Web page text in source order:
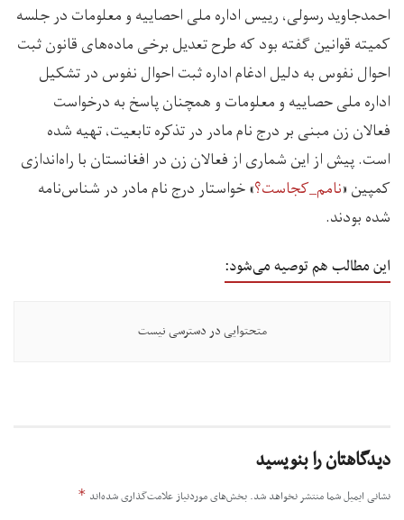
احمدجاوید رسولی، رییس اداره ملی احصاییه و معلومات در جلسه
کمیته قوانین گفته بود که طرح تعدیل برخی ماده‌های قانون ثبت
احوال نفوس به دلیل ادغام اداره ثبت احوال نفوس در تشکیل
اداره ملی حصاییه و معلومات و همچنان پاسخ به درخواست
فعالان زن مبنی بر درج نام مادر در تذکره تابعیت، تهیه شده
است. پیش از این شماری از فعالان زن در افغانستان با راه‌اندازی
کمپین «نامم_کجاست؟» خواستار درج نام مادر در شناس‌نامه
شده بودند.
این مطالب هم توصیه می‌شود:
متحتوایی در دسترسی نیست
دیدگاهتان را بنویسید
نشانی ایمیل شما منتشر نخواهد شد. بخش‌های موردنیاز علامت‌گذاری شده‌اند *